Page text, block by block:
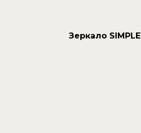
Зеркало SIMPLE